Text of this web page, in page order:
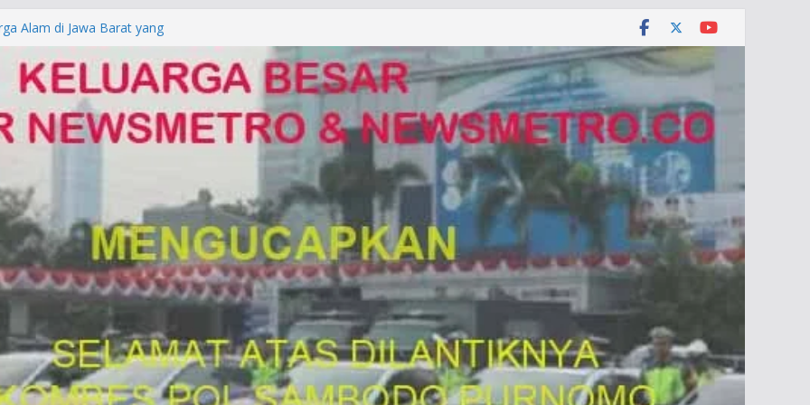
Alam di Jawa Barat yang
KUHAP Baru 2026, Tegaskan
Dipidana
DENPASAR DAN
POLDA BALI DIDUGA
ke Mabes Polri
Palsu, Kapolres
SIM